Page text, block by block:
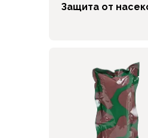
Брюки софтшелл и
Брюки с
Термобелье
Термофутболки
Термокальсоны
Термотрусы
Комбинезоны,
Защита от